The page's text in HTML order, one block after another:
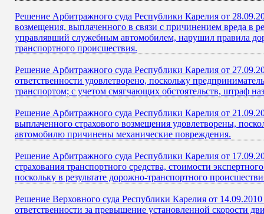
Решение Арбитражного суда Республики Карелия от
возмещения, выплаченного в связи с причинением вреда в
управлявший служебным автомобилем, нарушил правила
транспортного происшествия.
Решение Арбитражного суда Республики Карелия от
ответственности удовлетворено, поскольку
транспортом; с учетом смягчающих обстоятельств, штраф
Решение Арбитражного суда Республики Карелия от
выплаченного страхового возмещения удовлетворены,
автомобилю причинены механические повреждения.
Решение Арбитражного суда Республики Карелия от
страхования транспортного средства, стоимости
поскольку в результате дорожно-транспортного
Решение Верховного суда Республики Карелия от
ответственности за превышение установленной скорости